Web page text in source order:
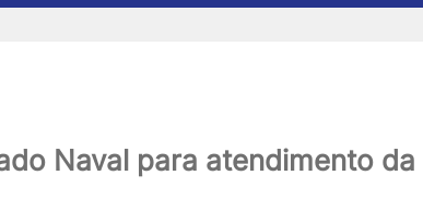
Naval para atendimento